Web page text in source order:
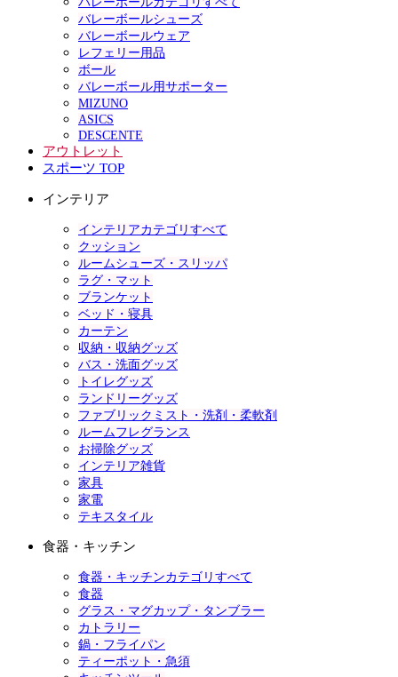
バレーボールシューズ
バレーボールウェア
レフェリー用品
ボール
バレーボール用サポーター
MIZUNO
ASICS
DESCENTE
アウトレット
スポーツ TOP
インテリア
インテリアカテゴリすべて
クッション
ルームシューズ・スリッパ
ラグ・マット
ブランケット
ベッド・寝具
カーテン
収納・収納グッズ
バス・洗面グッズ
トイレグッズ
ランドリーグッズ
ファブリックミスト・洗剤・柔軟剤
ルームフレグランス
お掃除グッズ
インテリア雑貨
家具
家電
テキスタイル
食器・キッチン
食器・キッチンカテゴリすべて
食器
グラス・マグカップ・タンブラー
カトラリー
鍋・フライパン
ティーポット・急須